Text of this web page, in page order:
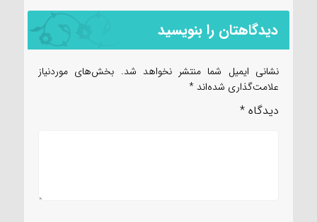
دیدگاهتان را بنویسید
نشانی ایمیل شما منتشر نخواهد شد. بخش‌های موردنیاز
علامت‌گذاری شده‌اند *
دیدگاه *